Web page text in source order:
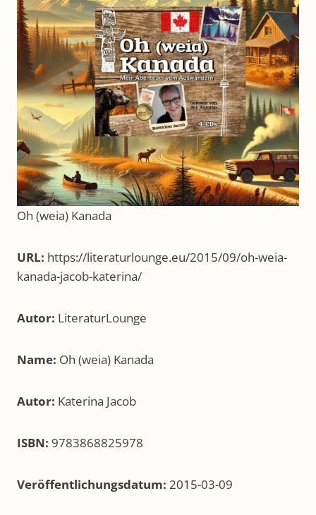
Oh (weia) Kanada
URL: https://literaturlounge.eu/2015/09/oh-weia-
kanada-jacob-katerina/
Autor: LiteraturLounge
Name: Oh (weia) Kanada
Autor: Katerina Jacob
ISBN: 9783868825978
Veröffentlichungsdatum: 2015-03-09